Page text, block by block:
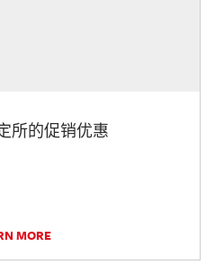
所的促销优惠
MORE